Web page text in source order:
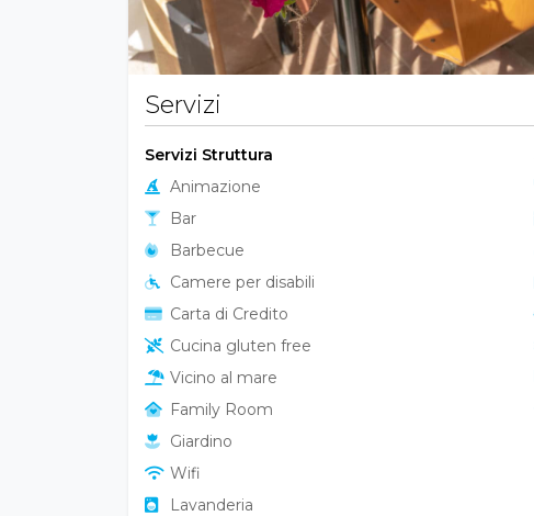
Servizi
Servizi Struttura
Animazione
Bar
Barbecue
Camere per disabili
Carta di Credito
Cucina gluten free
Vicino al mare
Family Room
Giardino
Wifi
Lavanderia